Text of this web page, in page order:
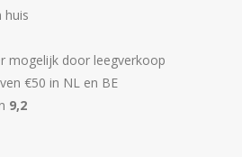
huis
mogelijk door leegverkoop
€50 in NL en BE
9,2